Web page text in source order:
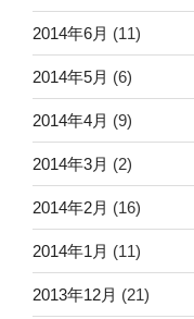
2014年6月 (11)
2014年5月 (6)
2014年4月 (9)
2014年3月 (2)
2014年2月 (16)
2014年1月 (11)
2013年12月 (21)